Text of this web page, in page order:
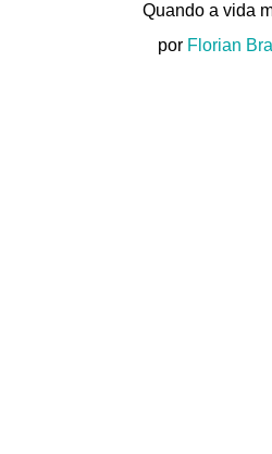
Quando a vida
por Florian